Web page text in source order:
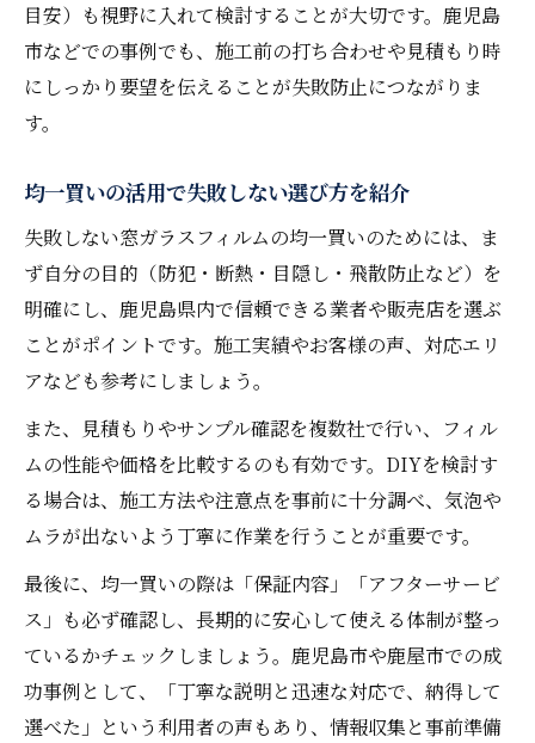
目安）も視野に入れて検討することが大切です。鹿児島
市などでの事例でも、施工前の打ち合わせや見積もり時
にしっかり要望を伝えることが失敗防止につながりま
す。
均一買いの活用で失敗しない選び方を紹介
失敗しない窓ガラスフィルムの均一買いのためには、ま
ず自分の目的（防犯・断熱・目隠し・飛散防止など）を
明確にし、鹿児島県内で信頼できる業者や販売店を選ぶ
ことがポイントです。施工実績やお客様の声、対応エリ
アなども参考にしましょう。
また、見積もりやサンプル確認を複数社で行い、フィル
ムの性能や価格を比較するのも有効です。DIYを検討す
る場合は、施工方法や注意点を事前に十分調べ、気泡や
ムラが出ないよう丁寧に作業を行うことが重要です。
最後に、均一買いの際は「保証内容」「アフターサービ
ス」も必ず確認し、長期的に安心して使える体制が整っ
ているかチェックしましょう。鹿児島市や鹿屋市での成
功事例として、「丁寧な説明と迅速な対応で、納得して
選べた」という利用者の声もあり、情報収集と事前準備